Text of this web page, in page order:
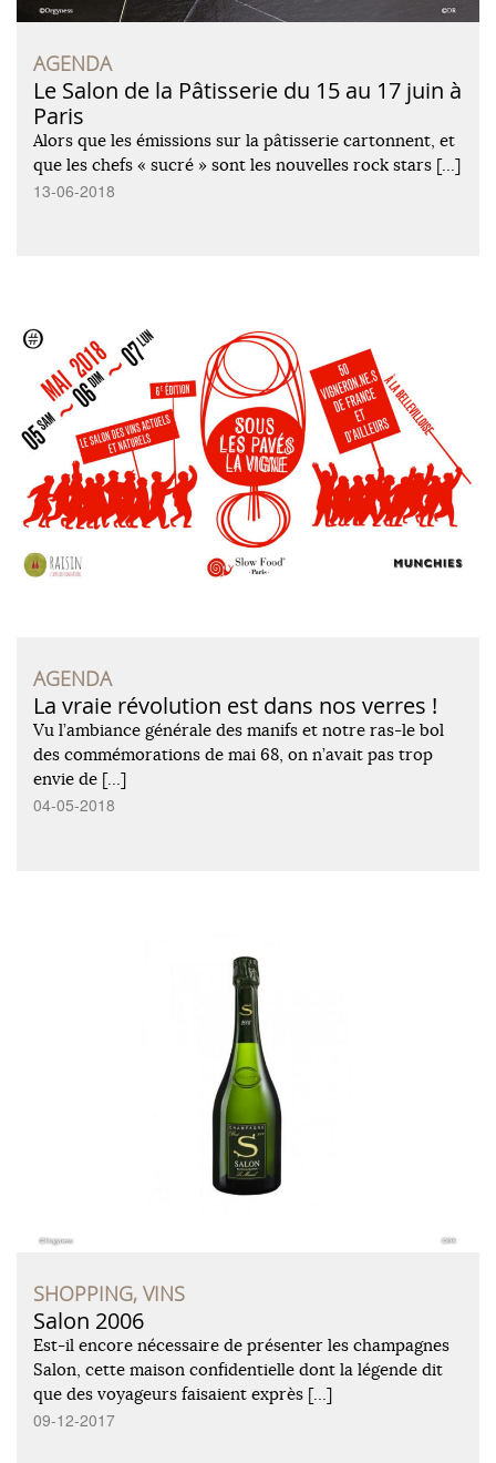
AGENDA
Le Salon de la Pâtisserie du 15 au 17 juin à
Paris
Alors que les émissions sur la pâtisserie cartonnent, et
que les chefs « sucré » sont les nouvelles rock stars […]
13-06-2018
AGENDA
La vraie révolution est dans nos verres !
Vu l’ambiance générale des manifs et notre ras-le bol
des commémorations de mai 68, on n’avait pas trop
envie de […]
04-05-2018
SHOPPING, VINS
Salon 2006
Est-il encore nécessaire de présenter les champagnes
Salon, cette maison confidentielle dont la légende dit
que des voyageurs faisaient exprès […]
09-12-2017